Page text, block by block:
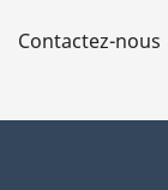
a
Contactez-nous